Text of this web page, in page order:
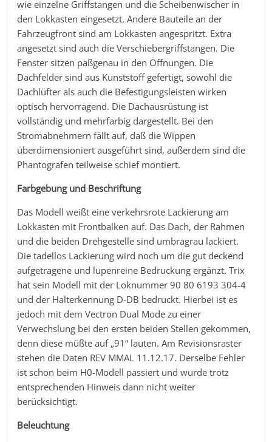
wie einzelne Griffstangen und die Scheibenwischer in
den Lokkasten eingesetzt. Andere Bauteile an der
Fahrzeugfront sind am Lokkasten angespritzt. Extra
angesetzt sind auch die Verschiebergriffstangen. Die
Fenster sitzen paßgenau in den Öffnungen. Die
Dachfelder sind aus Kunststoff gefertigt, sowohl die
Dachlüfter als auch die Befestigungsleisten wirken
optisch hervorragend. Die Dachausrüstung ist
vollständig und mehrfarbig dargestellt. Bei den
Stromabnehmern fällt auf, daß die Wippen
überdimensioniert ausgeführt sind, außerdem sind die
Phantografen teilweise schief montiert.
Farbgebung und Beschriftung
Das Modell weißt eine verkehrsrote Lackierung am
Lokkasten mit Frontbalken auf. Das Dach, der Rahmen
und die beiden Drehgestelle sind umbragrau lackiert.
Die tadellos Lackierung wird noch um die gut deckend
aufgetragene und lupenreine Bedruckung ergänzt. Trix
hat sein Modell mit der Loknummer 90 80 6193 304-4
und der Halterkennung D-DB bedruckt. Hierbei ist es
jedoch mit dem Vectron Dual Mode zu einer
Verwechslung bei den ersten beiden Stellen gekommen,
denn diese müßte auf „91“ lauten. Am Revisionsraster
stehen die Daten REV MMAL 11.12.17. Derselbe Fehler
ist schon beim H0-Modell passiert und wurde trotz
entsprechenden Hinweis dann nicht weiter
berücksichtigt.
Beleuchtung